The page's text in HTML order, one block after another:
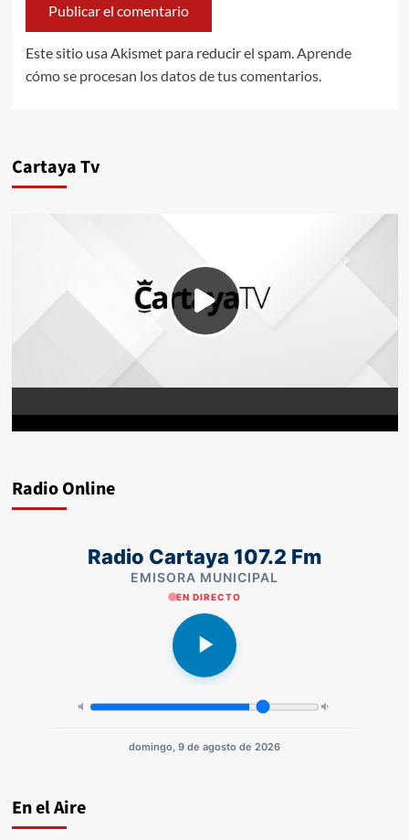
Este sitio usa Akismet para reducir el spam. Aprende
cómo se procesan los datos de tus comentarios.
Cartaya Tv
Radio Online
Radio Cartaya 107.2 Fm
EMISORA MUNICIPAL
EN DIRECTO
domingo, 9 de agosto de 2026
En el Aire